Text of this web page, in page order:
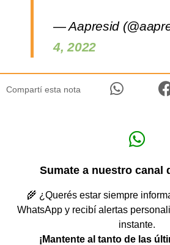
— Aapresid
4, 2022
Compartí esta nota
Sumate a nuestro canal
🌾 ¿Querés estar siempre
WhatsApp y recibí alertas
instante.
¡Mantente al tanto de las